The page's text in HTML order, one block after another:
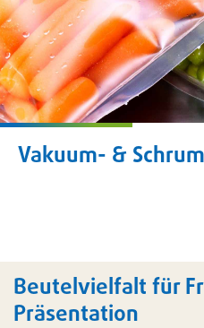
Vakuum- &
Beutelvielfalt für
Präsentation